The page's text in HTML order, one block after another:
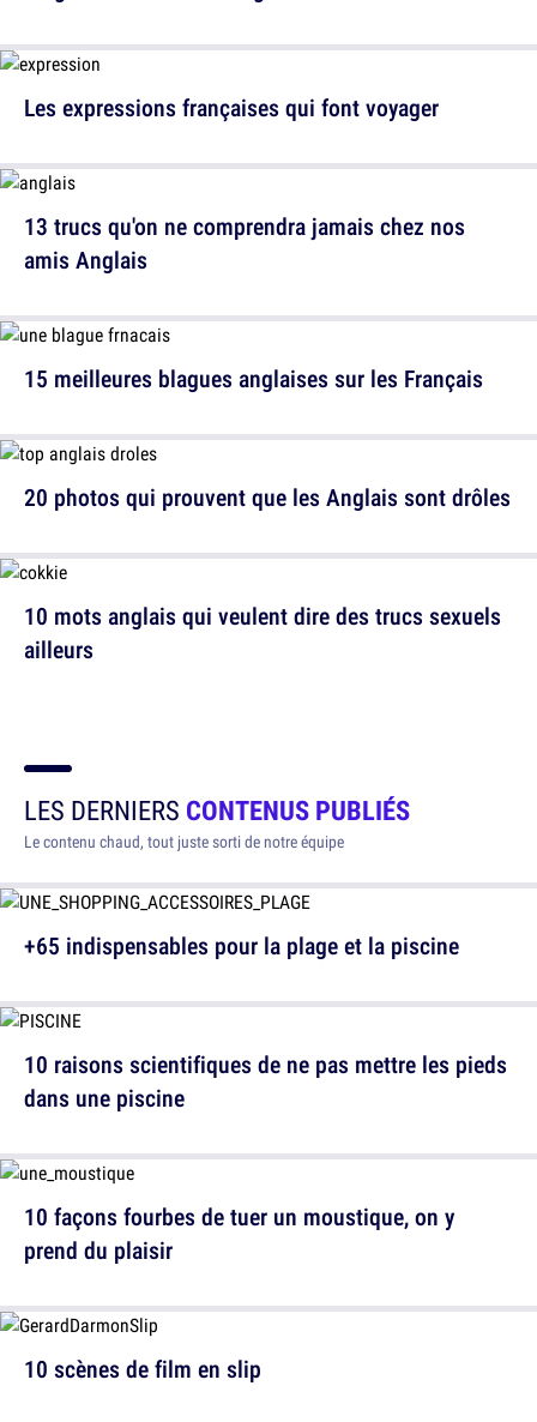
Les expressions françaises qui font voyager
15 meilleures blagues anglaises sur les Français
10 mots anglais qui veulent dire des trucs sexuels
ailleurs
13 trucs qu'on ne comprendra jamais chez nos
amis Anglais
20 photos qui prouvent que les Anglais sont drôles
LES DERNIERS CONTENUS PUBLIÉS
Le contenu chaud, tout juste sorti de notre équipe
+65 indispensables pour la plage et la piscine
10 façons fourbes de tuer un moustique, on y
prend du plaisir
10 raisons scientifiques de ne pas mettre les pieds
dans une piscine
10 scènes de film en slip